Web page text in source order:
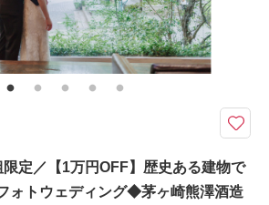
その他含むもの
3週間/レタッチ済）・ヘアメイク・撮影アテン
ル・ベールレンタル・ブーケ＆ブートニアレンタ
3組限定◆茅ヶ崎もしくは辻堂海岸をロケ地にお
or辻堂海岸等、近隣のビーチロケーション撮影
色味補正等レタッチ済）
定／【1万円OFF】歴史ある建物で
ォトウェディング◆茅ヶ崎熊澤酒造